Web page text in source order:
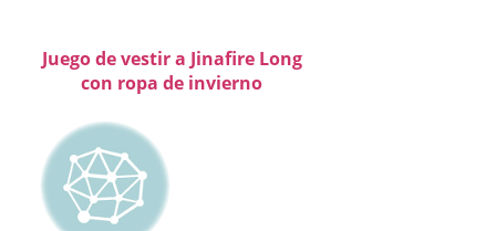
Juego de vestir a Jinafire Long
con ropa de invierno